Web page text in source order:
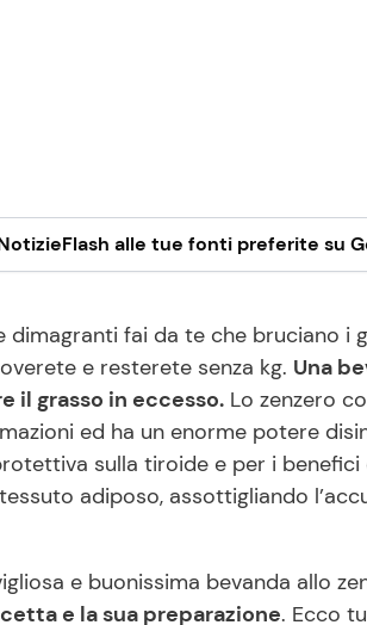
alle tue fonti preferite su
dimagranti fai da te che bruciano i
e resterete senza kg. Una
il grasso in eccesso. Lo zenzero
ed ha un enorme potere
sulla tiroide e per i
adiposo, assottigliando
e buonissima bevanda allo
e la sua preparazione. Ecco